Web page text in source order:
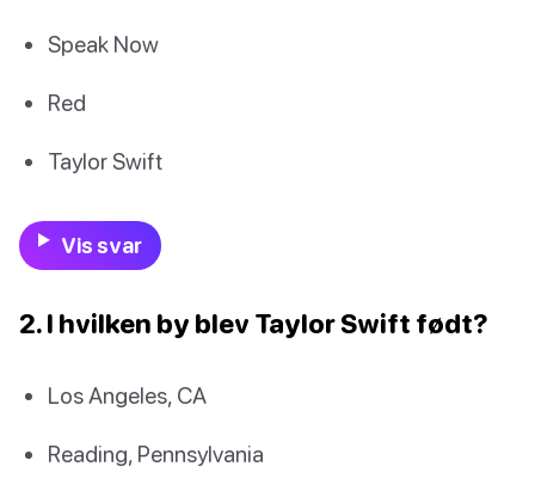
Speak Now
Red
Taylor Swift
Vis svar
2. I hvilken by blev Taylor Swift født?
Los Angeles, CA
Reading, Pennsylvania